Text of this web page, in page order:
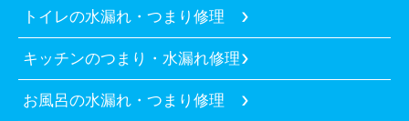
トイレの水漏れ・つまり修理
キッチンのつまり・水漏れ修理
お風呂の水漏れ・つまり修理